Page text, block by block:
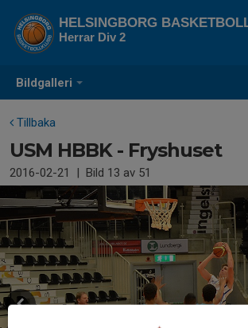
Bildgalleri
HELSINGBORG
Herrar Div 2
Tillbaka
USM HBBK - Fryshuset
2016-02-21 | Bild 13 av 51